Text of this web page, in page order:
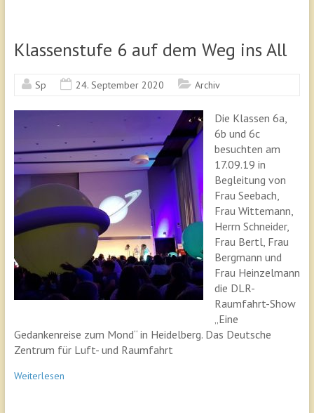
Klassenstufe 6 auf dem Weg ins All
Sp 24. September 2020 Archiv
Die Klassen 6a,
6b und 6c
besuchten am
17.09.19 in
Begleitung von
Frau Seebach,
Frau Wittemann,
Herrn Schneider,
Frau Bertl, Frau
Bergmann und
Frau Heinzelmann
die DLR-
Raumfahrt-Show
„Eine
Gedankenreise zum Mond“ in Heidelberg. Das Deutsche
Zentrum für Luft- und Raumfahrt
Weiterlesen